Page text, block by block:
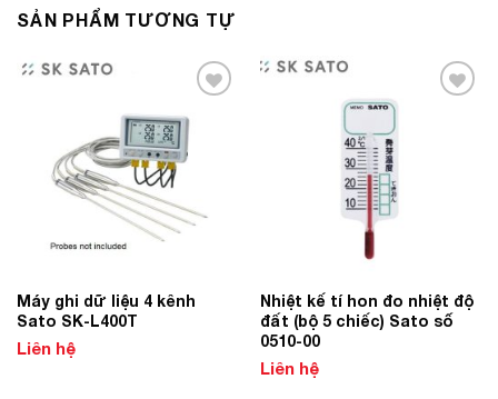
SẢN PHẨM TƯƠNG TỰ
Wishlist
Máy ghi dữ liệu 4 kênh
Sato SK-L400T
Liên hệ
Nhiệt kế tí hon đo nhiệt độ
đất (bộ 5 chiếc) Sato số
0510-00
Liên hệ